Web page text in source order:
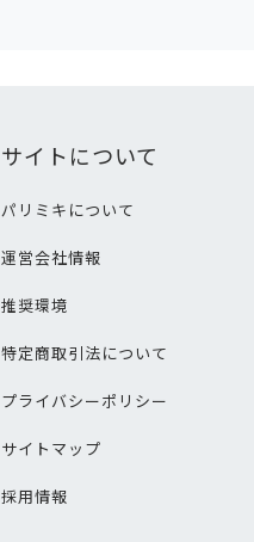
サイトについて
パリミキについて
運営会社情報
推奨環境
特定商取引法について
プライバシーポリシー
サイトマップ
採用情報